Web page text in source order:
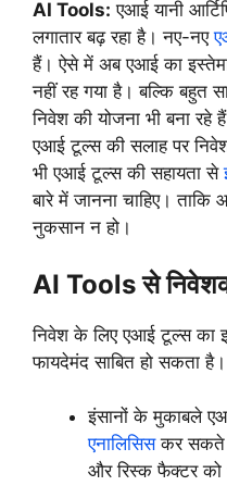
AI Tools: एआई यानी
लगातार बढ़ रहा है। नए-नए
हैं। ऐसे में अब एआई का
नहीं रह गया है। बल्कि बहुत
निवेश की योजना भी बना रहे
एआई टूल्स की सलाह पर
भी एआई टूल्स की सहायता से
बारे में जानना चाहिए।
नुकसान न हो।
AI Tools से
निवेश के लिए एआई टूल्स का
फायदेमंद साबित हो सकता है।
इंसानों के मुकाबले
एनालिसिसकर सकते
और रिस्क फैक्टर को